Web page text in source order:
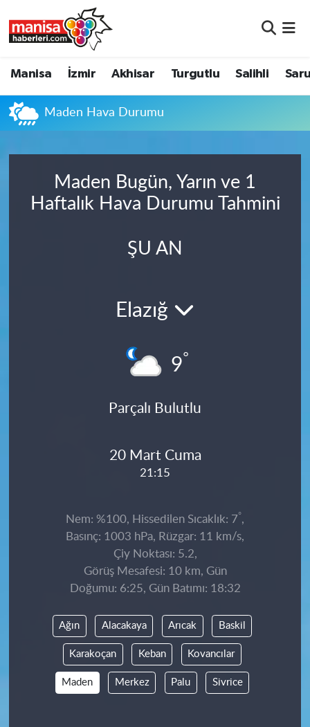
Manisa İzmir Akhisar Turgutlu Salihli
Maden Hava Durumu
Maden Bugün, Yarın ve 1
Haftalık Hava Durumu Tahmini
ŞU AN
Elazığ
9°
Parçalı Bulutlu
20 Mart Cuma
21:15
Nem: %100, Hissedilen Sıcaklık: 7°,
Basınç: 1003 hPa, Rüzgar: 11 km/s,
Çiy Noktası: 5.2,
Görüş Mesafesi: 10 km, Gün
Doğumu: 6:25, Gün Batımı: 18:32
Ağın Alacakaya Arıcak Baskil
Karakoçan Keban Kovancılar
Maden Merkez Palu Sivrice
Akhisar
Turgutlu
Salihli
Manisa Nöbetçi Eczaneler
Manisa Namaz Vakitleri
Manisa Trafik Yoğunluk Haritası
Süper Lig Puan Durumu ve Fikstür